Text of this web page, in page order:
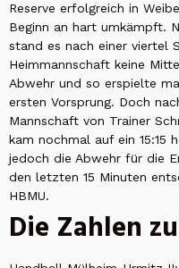
Reserve erfolgreich in
Beginn an hart umkämpft.
stand es nach einer viertel
Heimmannschaft keine
Abwehr und so erspielte
ersten Vorsprung. Doch
Mannschaft von Trainer
kam nochmal auf ein 15:15
jedoch die Abwehr für die
den letzten 15 Minuten
HBMU.
Die Zahlen